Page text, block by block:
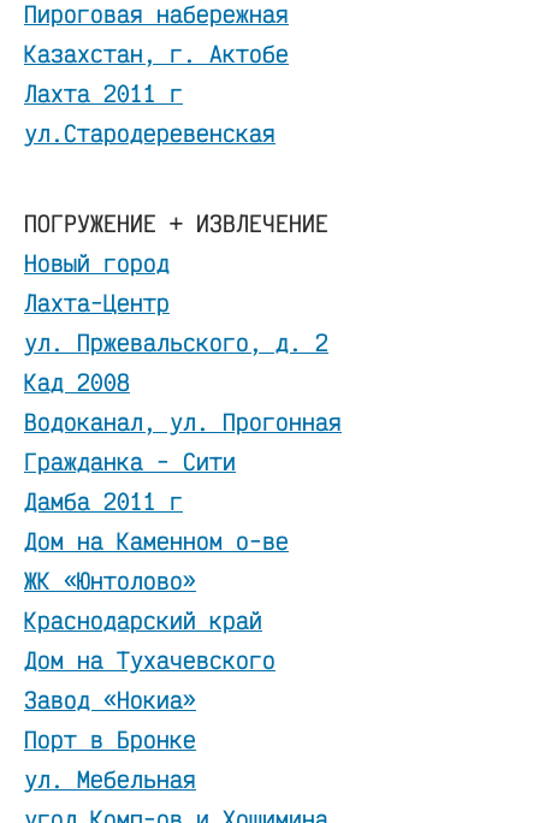
Пироговая набережная
Казахстан, г. Актобе
Лахта 2011 г
ул.Стародеревенская
ПОГРУЖЕНИЕ + ИЗВЛЕЧЕНИЕ
Новый город
Лахта-Центр
ул. Пржевальского, д. 2
Кад 2008
Водоканал, ул. Прогонная
Гражданка - Сити
Дамба 2011 г
Дом на Каменном о-ве
ЖК «Юнтолово»
Краснодарский край
Дом на Тухачевского
Завод «Нокиа»
Порт в Бронке
ул. Мебельная